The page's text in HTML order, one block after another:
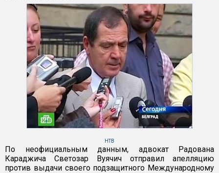
НТВ
По неофициальным данным, адвокат Радована
Караджича Светозар Вуячич отправил апелляцию
против выдачи своего подзащитного Международному